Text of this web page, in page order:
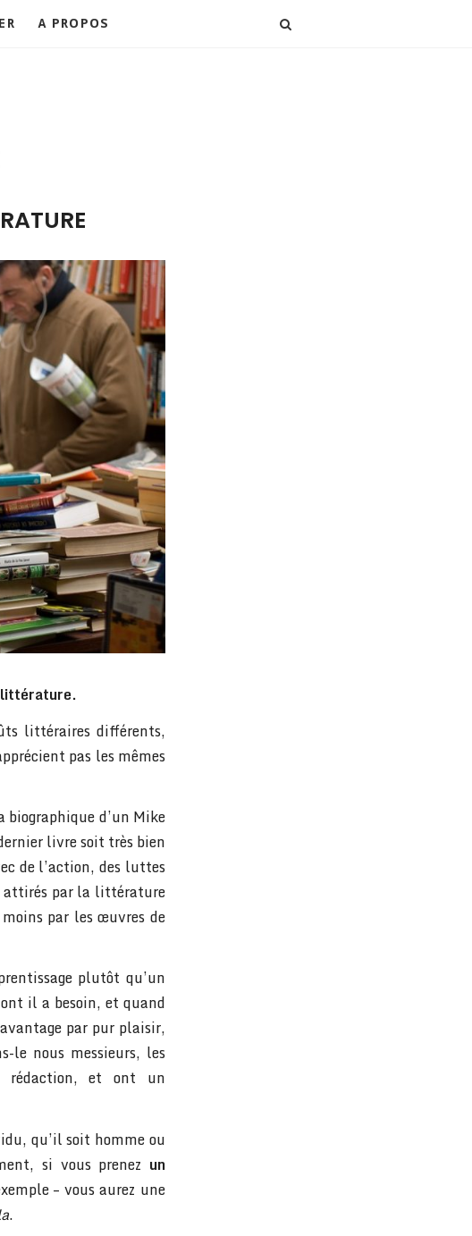
A PROPOS
littérature.
littéraires différents,
pas les mêmes
biographique d’un Mike
livre soit très bien
de l’action, des luttes
attirés par la littérature
moins par les œuvres de
plutôt qu’un
il a besoin, et quand
par pur plaisir,
le nous messieurs, les
rédaction, et ont un
qu’il soit homme ou
si vous prenez un
– vous aurez une
.